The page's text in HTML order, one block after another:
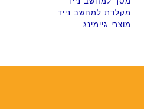
מקלדת למחשב נייד
מוצרי גיימינג